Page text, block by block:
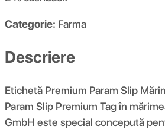
Categorie: Farma
Descriere
Etichetă Premium Param Slip
Param Slip Premium Tag în
GmbH este special concepută